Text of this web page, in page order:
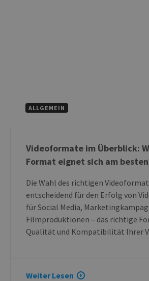
ALLGEMEIN
Videoformate im Überblick:
Format eignet sich am
Die Wahl des richtigen
entscheidend für den Erfolg von
für Social Media,
Filmproduktionen – das richtige
Qualität und Kompatibilität Ihrer
Weiter Lesen